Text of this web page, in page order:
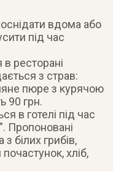
вдома або
під час
в ресторані
з страв:
пюре з курячою
90 грн.
в готелі під час
Пропоновані
білих грибів,
хліб,